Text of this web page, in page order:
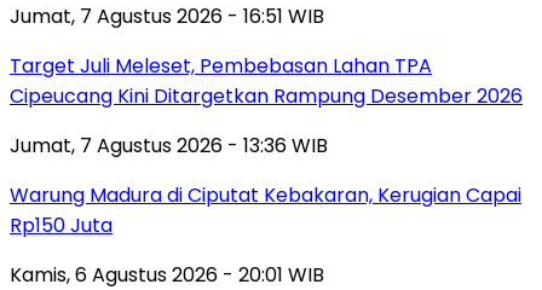
Jumat, 7 Agustus 2026 - 16:51 WIB
Target Juli Meleset, Pembebasan Lahan TPA
Cipeucang Kini Ditargetkan Rampung Desember 2026
Jumat, 7 Agustus 2026 - 13:36 WIB
Warung Madura di Ciputat Kebakaran, Kerugian Capai
Rp150 Juta
Kamis, 6 Agustus 2026 - 20:01 WIB